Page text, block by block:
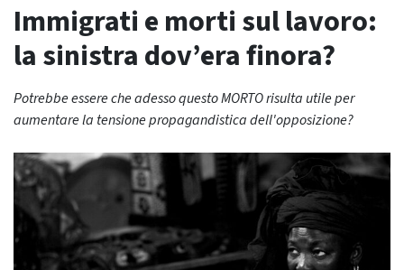
Immigrati e morti sul lavoro:
la sinistra dov’era finora?
Potrebbe essere che adesso questo MORTO risulta utile per
aumentare la tensione propagandistica dell'opposizione?